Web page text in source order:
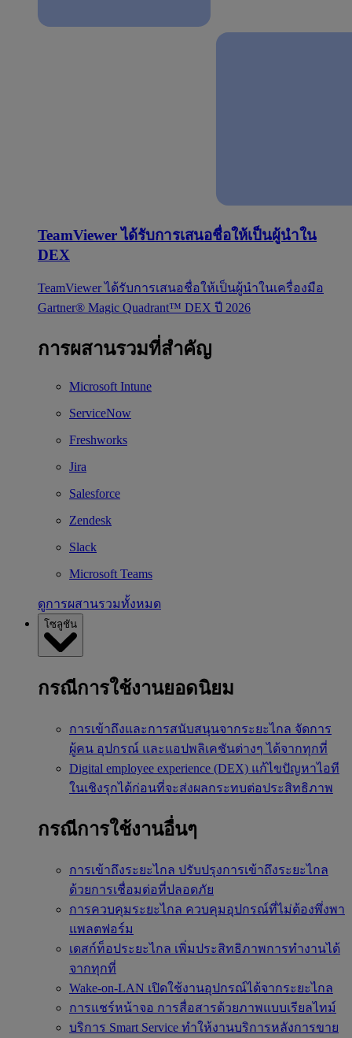
TeamViewer ได้รับการเสนอชื่อให้เป็นผู้นำใน
DEX
TeamViewer ได้รับการเสนอชื่อให้เป็นผู้นำในเครื่องมือ
Gartner® Magic Quadrant™ DEX ปี 2026
การผสานรวมที่สำคัญ
Microsoft Intune
ServiceNow
Freshworks
Jira
Salesforce
Zendesk
Slack
Microsoft Teams
ดูการผสานรวมทั้งหมด
โซลูชัน
กรณีการใช้งานยอดนิยม
การเข้าถึงและการสนับสนุนจากระยะไกล จัดการ
ผู้คน อุปกรณ์ และแอปพลิเคชันต่างๆ ได้จากทุกที่
Digital employee experience (DEX) แก้ไขปัญหาไอที
ในเชิงรุกได้ก่อนที่จะส่งผลกระทบต่อประสิทธิภาพ
กรณีการใช้งานอื่นๆ
การเข้าถึงระยะไกล ปรับปรุงการเข้าถึงระยะไกล
ด้วยการเชื่อมต่อที่ปลอดภัย
การควบคุมระยะไกล ควบคุมอุปกรณ์ที่ไม่ต้องพึ่งพา
แพลตฟอร์ม
เดสก์ท็อประยะไกล เพิ่มประสิทธิภาพการทำงานได้
จากทุกที่
Wake-on-LAN เปิดใช้งานอุปกรณ์ได้จากระยะไกล
การแชร์หน้าจอ การสื่อสารด้วยภาพแบบเรียลไทม์
บริการ Smart Service ทำให้งานบริการหลังการขาย